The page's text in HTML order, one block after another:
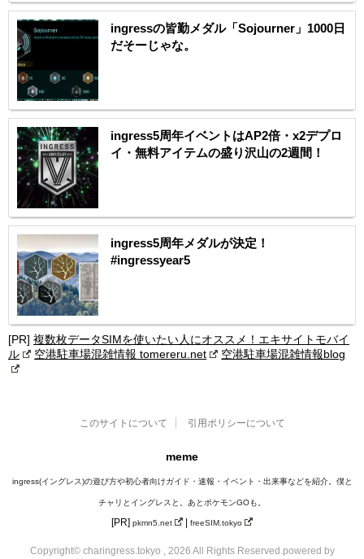
ingressの皆勤メダル「Sojourner」1000日
だそーじゃな。
ingress5周年イベントはAP2倍・x2デプロ
イ・無料アイテムの盛り沢山の2週間！
ingress5周年メダルが決定！
#ingressyear5
[PR] 複数枚データSIMを使いたい人にオススメ！エキサイトモバイ
ル
空港駐車場混雑情報 tomereru.net 空港駐車場混雑情報blog
このサイトについて 引用ポリシーについて
meme
ingress(イングレス)の遊び方や初心者向けガイド・速報・イベント・出来事などを紹介。僕と
チャリとイングレスと。あとポケモンGOも。
[PR]pkmn5.net | freeSIM.tokyo
Copyright© charingress.tokyo , 2026 All Rights Reserved. powered by